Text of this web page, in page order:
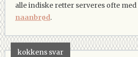
alle indiske retter serveres ofte
naanbrød.
kokkens svar